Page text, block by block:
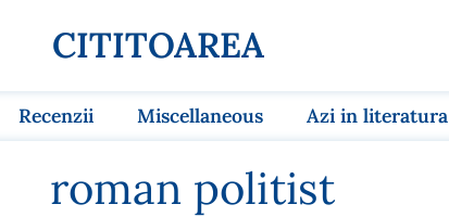
CITITOAREA
Recenzii Miscellaneous Azi in literatura
roman politist